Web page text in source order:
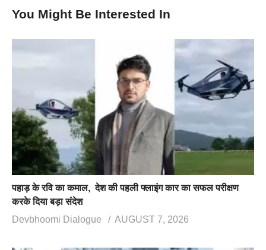
You Might Be Interested In
पहाड़ के रवि का कमाल, देश की पहली फ्लाइंग कार का सफल परीक्षण
करके दिया बड़ा संदेश
Devbhoomi Dialogue
AUGUST 7, 2026